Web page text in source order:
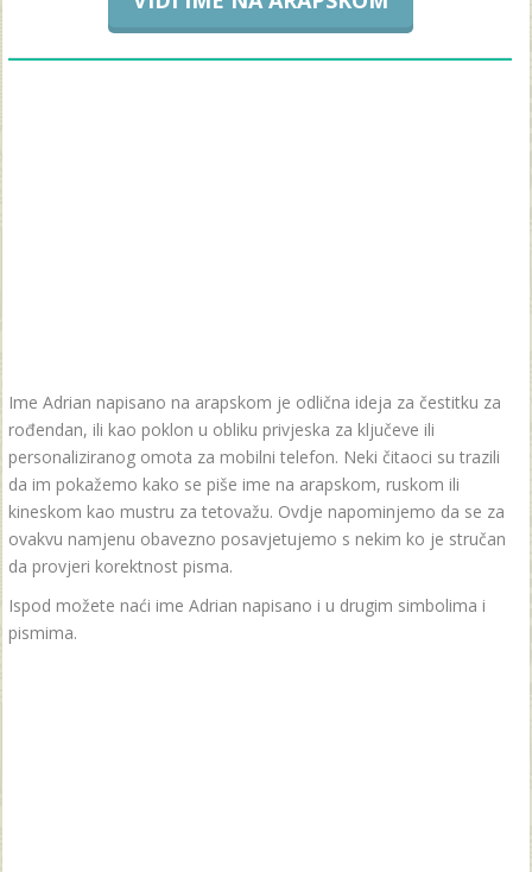
Ime Adrian napisano na arapskom je odlična ideja za čestitku za
rođendan, ili kao poklon u obliku privjeska za ključeve ili
personaliziranog omota za mobilni telefon. Neki čitaoci su trazili
da im pokažemo kako se piše ime na arapskom, ruskom ili
kineskom kao mustru za tetovažu. Ovdje napominjemo da se za
ovakvu namjenu obavezno posavjetujemo s nekim ko je stručan
da provjeri korektnost pisma.
Ispod možete naći ime Adrian napisano i u drugim simbolima i
pismima.